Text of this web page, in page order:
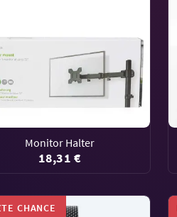
Monitor Halter
18,31 €
CHANCE